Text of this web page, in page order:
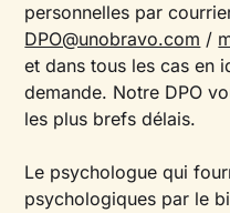
personnelles par
DPO@unobravo.com /
et dans tous les cas en
demande. Notre DPO
les plus brefs délais.
Le psychologue qui
psychologiques par le